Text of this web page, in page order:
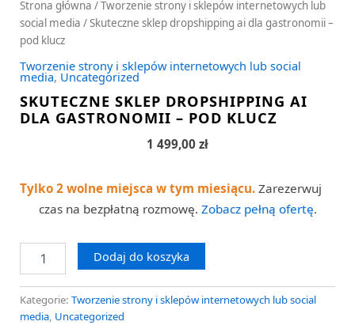
Strona główna /Tworzenie strony i sklepów internetowych lub
social media / Skuteczne sklep dropshipping ai dla gastronomii –
pod klucz
Tworzenie strony i sklepów internetowych lub social
media, Uncategorized
SKUTECZNE SKLEP DROPSHIPPING AI
DLA GASTRONOMII – POD KLUCZ
1 499,00 zł
Tylko 2 wolne miejsca w tym miesiącu. Zarezerwuj
czas na bezpłatną rozmowę. Zobacz pełną ofertę.
Dodaj do koszyka
Kategorie: Tworzenie strony i sklepów internetowych lub social
media, Uncategorized